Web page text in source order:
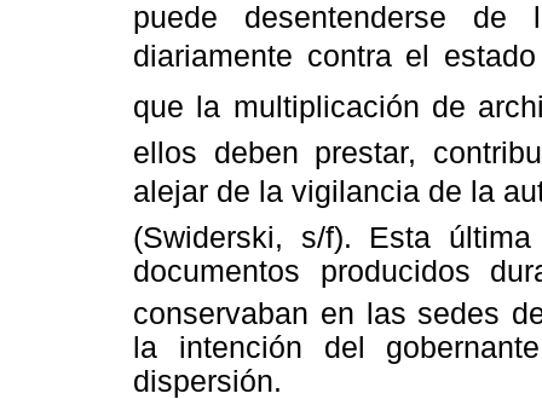
puede desentenderse
diariamente contra el
que la multiplicación de
ellos deben prestar,
alejar de la vigilancia de la
(Swiderski, s/f). Esta
documentos producidos
conservaban en las sedes
la intención del
dispersión.